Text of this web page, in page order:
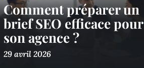
Comment préparer un
brief SEO efficace pour
son agence ?
29 avril 2026